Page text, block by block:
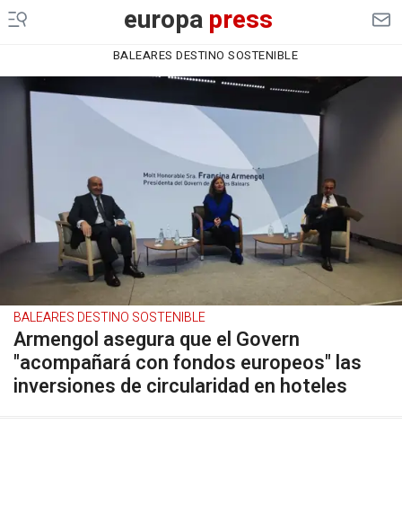
europapress
BALEARES DESTINO SOSTENIBLE
BALEARES DESTINO SOSTENIBLE
Armengol asegura que el Govern
"acompañará con fondos europeos" las
inversiones de circularidad en hoteles